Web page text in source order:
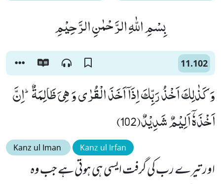
بِسْمِ اللّٰهِ الرَّحْمٰنِ الرَّحِیْمِ
11.102
وَ كَذٰلِكَ اَخْذُ رَبِّكَ اِذَاۤ اَخَذَ الْقُرٰى وَ هِیَ ظَالِمَةٌؕ-اِنَّ
اَخْذَهٗۤ اَلِیْمٌ شَدِیْدٌ(102)
Kanz ul Iman Kanz ul Irfan
اور تیرے رب کی گرفت ایسی ہی ہوتی ہے جب وہ